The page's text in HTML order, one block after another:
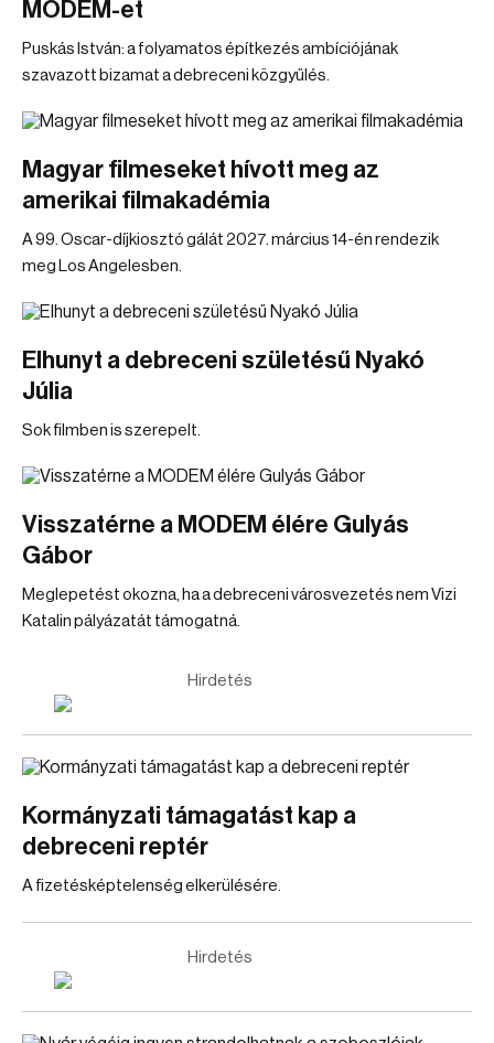
MODEM-et
Puskás István: a folyamatos építkezés ambíciójának
szavazott bizamat a debreceni közgyűlés.
Magyar filmeseket hívott meg az
amerikai filmakadémia
A 99. Oscar-díjkiosztó gálát 2027. március 14-én rendezik
meg Los Angelesben.
Elhunyt a debreceni születésű Nyakó
Júlia
Sok filmben is szerepelt.
Visszatérne a MODEM élére Gulyás
Gábor
Meglepetést okozna, ha a debreceni városvezetés nem Vizi
Katalin pályázatát támogatná.
Hirdetés
Kormányzati támagatást kap a
debreceni reptér
A fizetésképtelenség elkerülésére.
Hirdetés